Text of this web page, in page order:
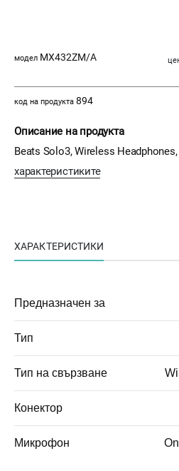
модел MX432ZM/A
код на продукта 894
Описание на продукта
Beats Solo3, Wireless
характеристиките
ХАРАКТЕРИСТИКИ
Предназначен за
Тип
Тип на свързване
Конектор
Микрофон